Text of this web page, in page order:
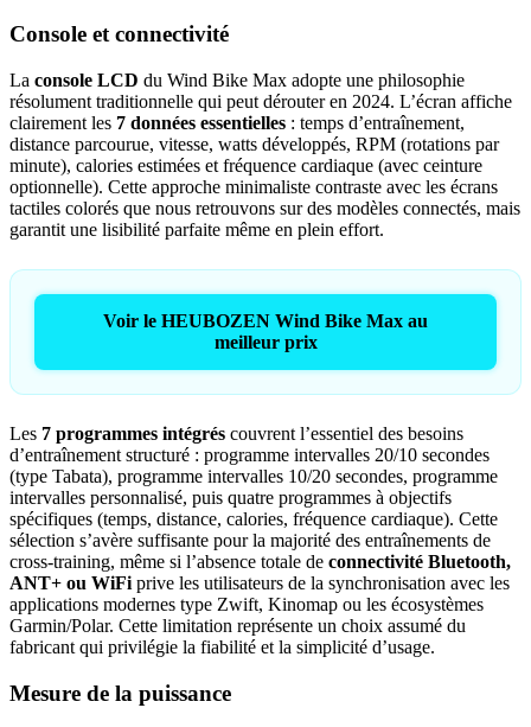
Console et connectivité
La console LCD du Wind Bike Max adopte une philosophie
résolument traditionnelle qui peut dérouter en 2024. L’écran affiche
clairement les 7 données essentielles : temps d’entraînement,
distance parcourue, vitesse, watts développés, RPM (rotations par
minute), calories estimées et fréquence cardiaque (avec ceinture
optionnelle). Cette approche minimaliste contraste avec les écrans
tactiles colorés que nous retrouvons sur des modèles connectés, mais
garantit une lisibilité parfaite même en plein effort.
Voir le HEUBOZEN Wind Bike Max au
meilleur prix
Les 7 programmes intégrés couvrent l’essentiel des besoins
d’entraînement structuré : programme intervalles 20/10 secondes
(type Tabata), programme intervalles 10/20 secondes, programme
intervalles personnalisé, puis quatre programmes à objectifs
spécifiques (temps, distance, calories, fréquence cardiaque). Cette
sélection s’avère suffisante pour la majorité des entraînements de
cross-training, même si l’absence totale de connectivité Bluetooth,
ANT+ ou WiFi prive les utilisateurs de la synchronisation avec les
applications modernes type Zwift, Kinomap ou les écosystèmes
Garmin/Polar. Cette limitation représente un choix assumé du
fabricant qui privilégie la fiabilité et la simplicité d’usage.
Mesure de la puissance